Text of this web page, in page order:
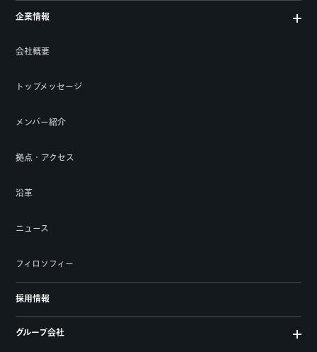
企業情報
会社概要
トップメッセージ
メンバー紹介
拠点・アクセス
沿革
ニュース
フィロソフィー
採用情報
グループ会社